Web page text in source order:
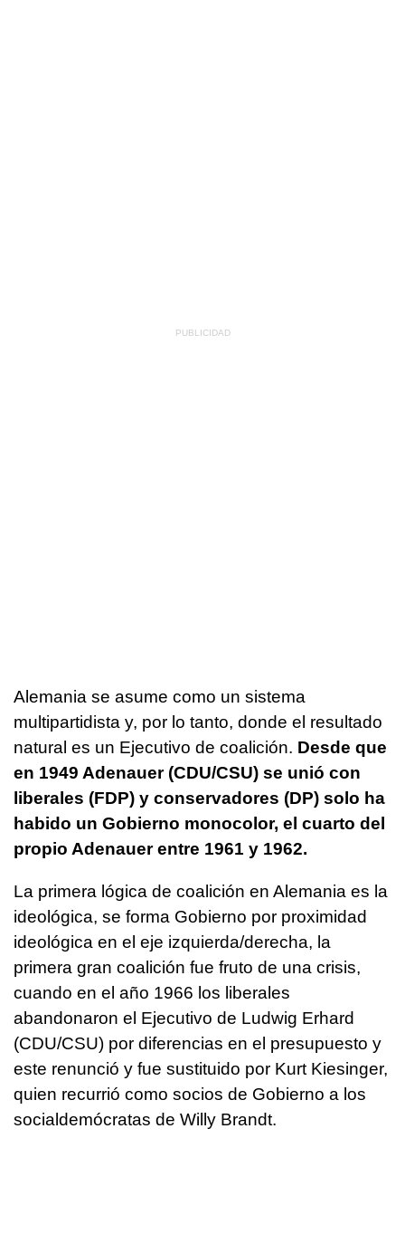
Alemania se asume como un sistema
multipartidista y, por lo tanto, donde el resultado
natural es un Ejecutivo de coalición. Desde que
en 1949 Adenauer (CDU/CSU) se unió con
liberales (FDP) y conservadores (DP) solo ha
habido un Gobierno monocolor, el cuarto del
propio Adenauer entre 1961 y 1962.
La primera lógica de coalición en Alemania es la
ideológica, se forma Gobierno por proximidad
ideológica en el eje izquierda/derecha, la
primera gran coalición fue fruto de una crisis,
cuando en el año 1966 los liberales
abandonaron el Ejecutivo de Ludwig Erhard
(CDU/CSU) por diferencias en el presupuesto y
este renunció y fue sustituido por Kurt Kiesinger,
quien recurrió como socios de Gobierno a los
socialdemócratas de Willy Brandt.